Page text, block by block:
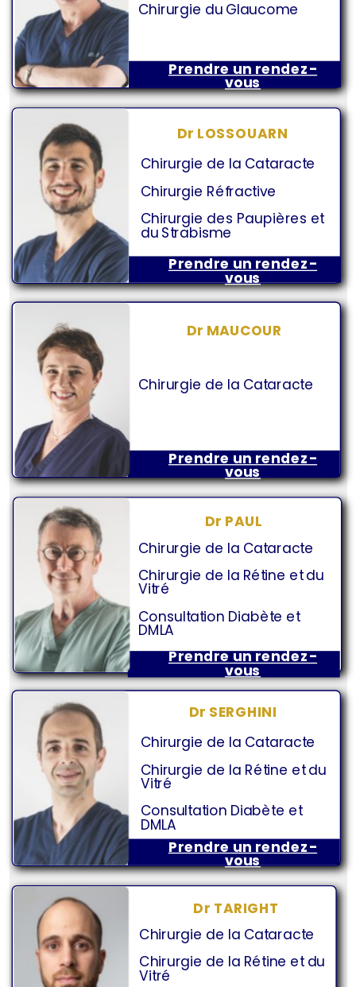
Chirurgie de la Cataracte
Chirurgie de la Rétine et du
Vitré
Consultation Diabète et
DMLA
Dr TARIGHT
Dr MAUCOUR
Chirurgie de la Cataracte
Chirurgie de la Rétine et du
Vitré
Consultation Diabète et
DMLA
Chirurgie de la Cataracte
Chirurgie de la Rétine et du
Vitré
Prendre un rendez-
vous
Dr LOSSOUARN
Dr PAUL
Chirurgie de la Cataracte
Chirurgie Réfractive
Chirurgie des Paupières et
du Strabisme
Prendre un rendez-
vous
Chirurgie du Glaucome
Prendre un rendez-
vous
Prendre un rendez-
vous
Prendre un rendez-
vous
Dr SERGHINI
Chirurgie de la Cataracte